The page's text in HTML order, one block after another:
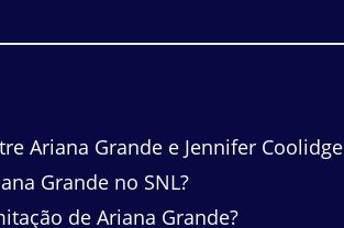
Ariana Grande e Jennifer Coolidge
Grande no SNL?
de Ariana Grande?